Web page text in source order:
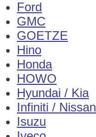
Ford
GMC
GOETZE
Hino
Honda
HOWO
Hyundai / Kia
Infiniti / Nissan
Isuzu